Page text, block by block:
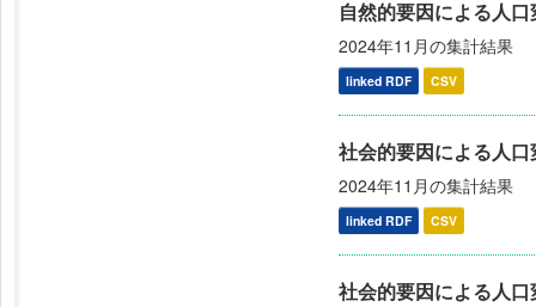
自然的要因による人
2024年11月の集計結果
linked RDF CSV
社会的要因による人
2024年11月の集計結果
linked RDF CSV
社会的要因による人